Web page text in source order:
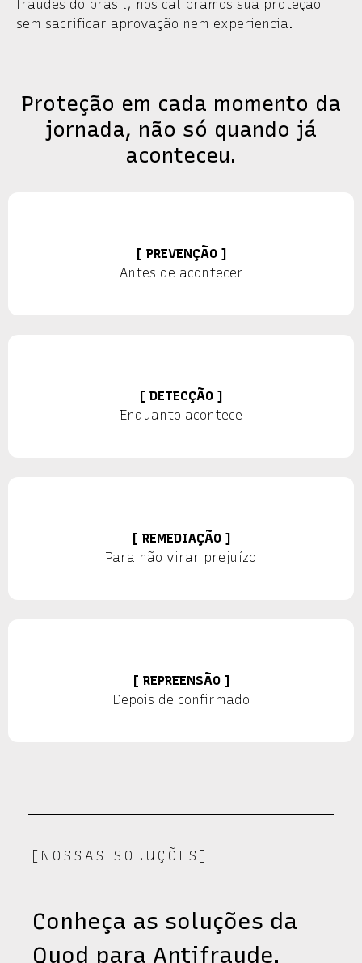
fraudes do brasil, nós calibramos sua proteção
sem sacrificar aprovação nem experiencia.
Proteção em cada momento da
jornada, não só quando já
aconteceu.
[ PREVENÇÃO ]
Antes de acontecer
[ DETECÇÃO ]
Enquanto acontece
[ REMEDIAÇÃO ]
Para não virar prejuízo
[ REPREENSÃO ]
Depois de confirmado
[NOSSAS SOLUÇÕES]
Conheça as soluções da
Quod para Antifraude.